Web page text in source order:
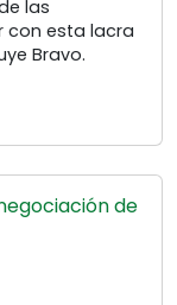
las
con esta lacra
Bravo.
de